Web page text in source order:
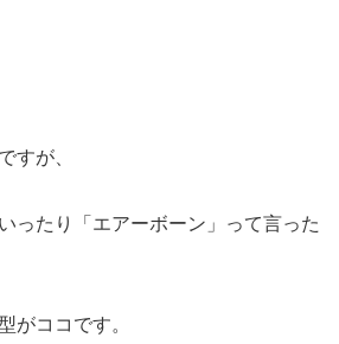
すが、
ったり「エアーボーン」って言った
がココです。